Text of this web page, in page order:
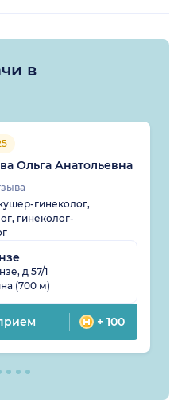
в
Ольга Анатольевна
гинеколог,
гинеколог-
д 57/1
(700 м)
+ 100